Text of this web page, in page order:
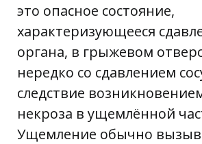
это опасное состояние,
характеризующееся
органа, в грыжевом
нередко со сдавлением
следствие
некроза в ущемлённой
Ущемление обычно